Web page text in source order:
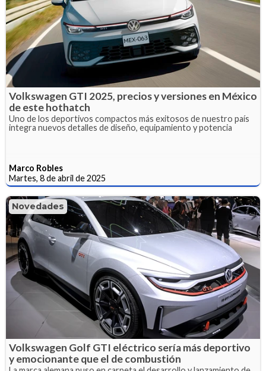
Volkswagen GTI 2025, precios y versiones en México
de este hothatch
Uno de los deportivos compactos más exitosos de nuestro país
integra nuevos detalles de diseño, equipamiento y potencia
Marco Robles
Martes, 8 de abril de 2025
Novedades
Volkswagen Golf GTI eléctrico sería más deportivo
y emocionante que el de combustión